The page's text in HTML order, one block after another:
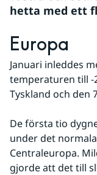
hetta med ett
Europa
Januari inleddes
temperaturen till -
Tyskland och den
De första tio
under det
Centraleuropa.
gjorde att det till